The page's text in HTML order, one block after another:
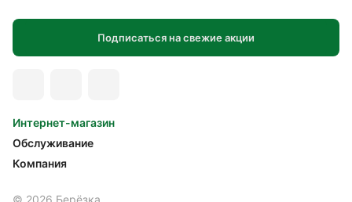
Подписаться на свежие акции
Интернет-магазин
Обслуживание
Компания
© 2026 Берёзка